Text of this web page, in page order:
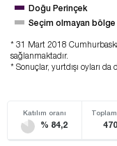
Doğu Perinçek
Seçim olmayan bölge
* 31 Mart 2018
sağlanmaktadır.
* Sonuçlar, yurtdışı oyları da
Katılım oranı
% 84,2